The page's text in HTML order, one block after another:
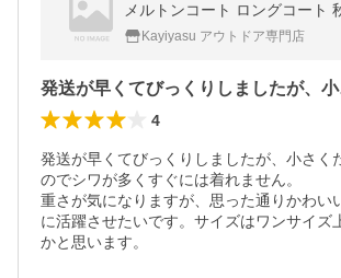
メルトンコート ロングコート
用 Pコート おしゃれ フード付
Kayiyasu アウトドア専門店
発
4
発送が早くてびっくりしましたが、小さく
のでシワが多くすぐには着れません。
重さが気になりますが、思った通りかわい
に活躍させたいです。サイズはワンサイズ
かと思います。